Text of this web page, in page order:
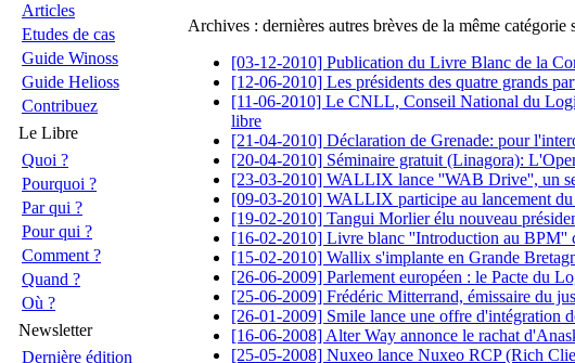
Articles
Etudes de cas
Guide Winoss
Guide Helioss
Contribuez
Le Libre
Quoi ?
Pourquoi ?
Par qui ?
Pour qui ?
Comment ?
Quand ?
Où ?
Newsletter
Dernière édition
Archives : dernières autres brèves de la même catégorie
[03-12-2010] Publication du Livre Blanc de la
[12-06-2010] Les présidents des quatre grands
[11-06-2010] Le CNLL, Conseil National du
libre
[21-04-2010] Déclaration de Grenade: pour
[20-04-2010] Séminaire gratuit (Linagora):
[23-03-2010] WALLIX lance ''WAB Drive'', un
[09-03-2010] WALLIX participe au lancement
[19-02-2010] Tangui Morlier élu nouveau
[16-02-2010] Livre blanc ''Introduction au BPM''
[15-02-2010] Wallix s'implante en Grande
[26-06-2009] Parlement européen : le Pacte du
[25-06-2009] Frédéric Mitterrand, émissaire du
[26-01-2009] Smile lance une offre d'intégration
[16-06-2008] Alter Way annonce le rachat
[25-05-2008] Nuxeo lance Nuxeo RCP (Rich